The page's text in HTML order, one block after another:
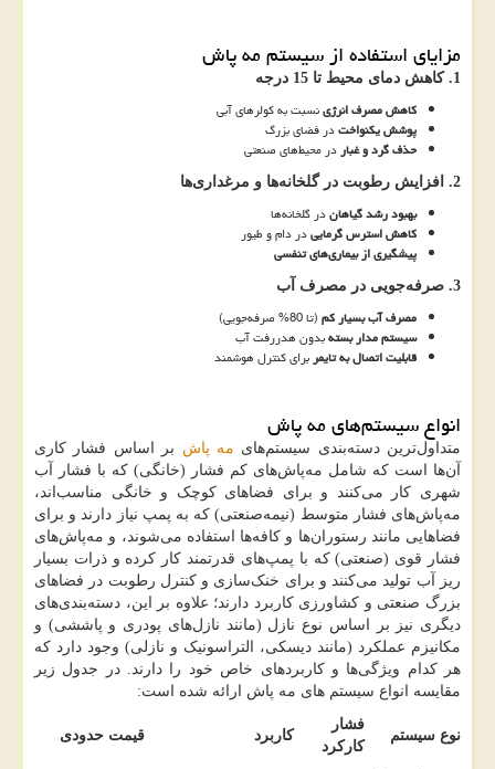
مزایای استفاده از سیستم مه پاش
1. کاهش دمای محیط تا 15 درجه
کاهش مصرف انرژینسبت به کولرهای آبی
پوشش یکنواختدر فضای بزرگ
حذف گرد و غباردر محیط‌های صنعتی
2. افزایش رطوبت در گلخانه‌ها و مرغداری‌ها
بهبود رشد گیاهاندر گلخانه‌ها
کاهش استرس گرماییدر دام و طیور
پیشگیری از بیماری‌های تنفسی
3. صرفه‌جویی در مصرف آب
مصرف آب بسیار کم(تا 80% صرفه‌جویی)
سیستم مدار بستهبدون هدررفت آب
قابلیت اتصال به تایمربرای کنترل هوشمند
انواع سیستم‌های مه پاش
متداول‌ترین دسته‌بندی سیستم‌های مه پاش بر اساس فشار کاری
آن‌ها است که شامل مه‌پاش‌های کم فشار (خانگی) که با فشار آب
شهری کار می‌کنند و برای فضاهای کوچک و خانگی مناسب‌اند،
مه‌پاش‌های فشار متوسط (نیمه‌صنعتی) که به پمپ نیاز دارند و برای
فضاهایی مانند رستوران‌ها و کافه‌ها استفاده می‌شوند، و مه‌پاش‌های
فشار قوی (صنعتی) که با پمپ‌های قدرتمند کار کرده و ذرات بسیار
ریز آب تولید می‌کنند و برای خنک‌سازی و کنترل رطوبت در فضاهای
بزرگ صنعتی و کشاورزی کاربرد دارند؛ علاوه بر این، دسته‌بندی‌های
دیگری نیز بر اساس نوع نازل (مانند نازل‌های پودری و پاششی) و
مکانیزم عملکرد (مانند دیسکی، التراسونیک و نازلی) وجود دارد که
هر کدام ویژگی‌ها و کاربردهای خاص خود را دارند. در جدول زیر
مقایسه انواع سیستم های مه پاش ارائه شده است:
نوع سیستم
فشار
کارکرد
کاربرد قیمت حدودی